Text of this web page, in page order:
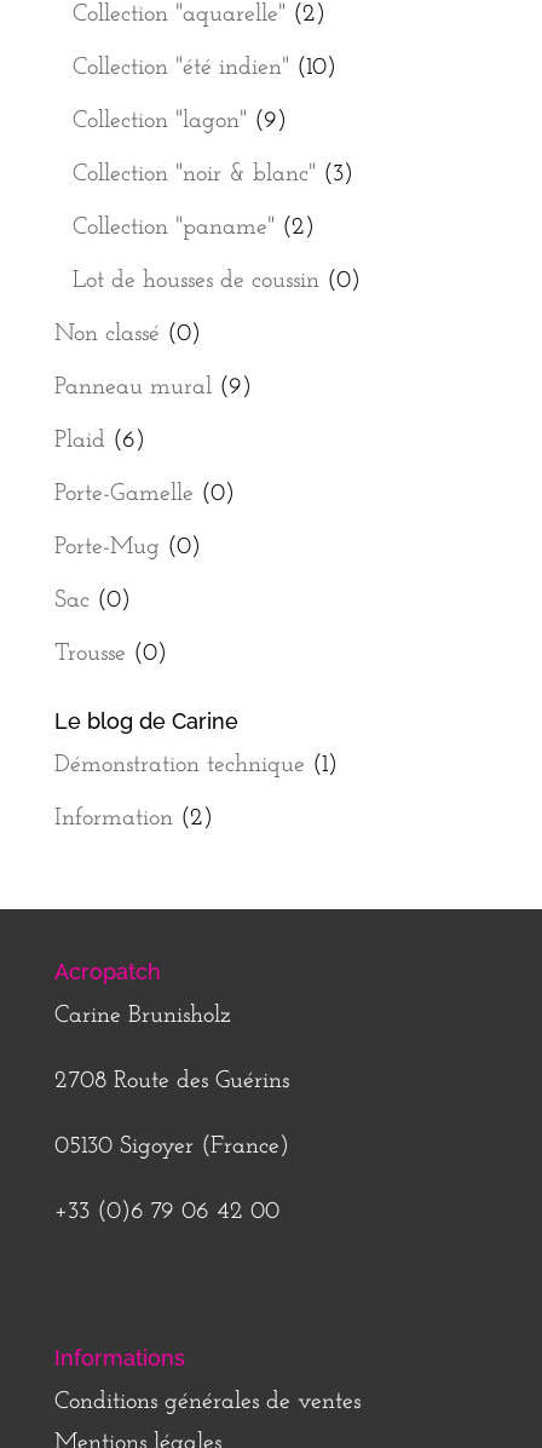
Collection "aquarelle" (2)
Collection "été indien" (10)
Collection "lagon" (9)
Collection "noir & blanc" (3)
Collection "paname" (2)
Lot de housses de coussin (0)
Non classé (0)
Panneau mural (9)
Plaid (6)
Porte-Gamelle (0)
Porte-Mug (0)
Sac (0)
Trousse (0)
Le blog de Carine
Démonstration technique (1)
Information(2)
Acropatch
Carine Brunisholz
2708 Route des Guérins
05130 Sigoyer (France)
+33 (0)6 79 06 42 00
Informations
Conditions générales de ventes
Mentions légales